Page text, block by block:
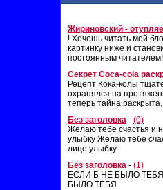
Жириновский -
! Хочешь читать мой
картинку ниже и
постоянным читателем!
Секрет Coca-cola
Рецепт Кока-колы
охранялся на
теперь тайна
Без заголовка - (0)
Желаю тебе счастья и
улыбку Желаю тебе
лице улыбку
Без заголовка - (1)
ЕСЛИ Б НЕ БЫЛО
БЫЛО ТЕБЯ